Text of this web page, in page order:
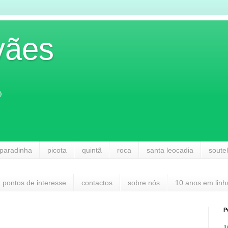
picota quintã roca santa leocadia
pontos de interesse contactos sobre nós 10 anos em